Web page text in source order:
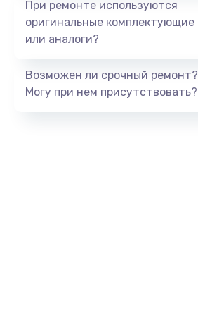
При ремонте используются
оригинальные комплектующие
или аналоги?
Возможен ли срочный ремонт?
Могу при нем присутствовать?